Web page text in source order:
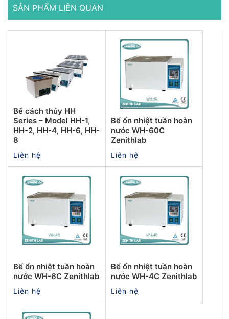
SẢN PHẨM LIÊN QUAN
Bể cách thủy HH
Series – Model HH-1,
HH-2, HH-4, HH-6, HH-
8
Liên hệ
Bể ổn nhiệt tuần hoàn
nước WH-60C
Zenithlab
Liên hệ
Bể ổn nhiệt tuần hoàn
nước WH-6C Zenithlab
Liên hệ
Bể ổn nhiệt tuần hoàn
nước WH-4C Zenithlab
Liên hệ